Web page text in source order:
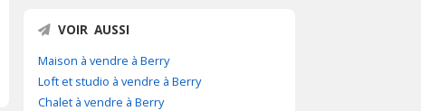
VOIR AUSSI
Maison à vendre à Berry
Loft et studio à vendre à Berry
Chalet à vendre à Berry